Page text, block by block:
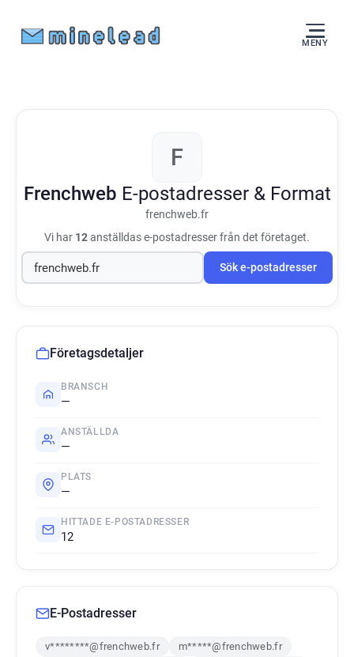
MENY
F
Frenchweb E-postadresser & Format
frenchweb.fr
Vi har 12anställdas e-postadresser från det företaget.
Sök e-postadresser
Företagsdetaljer
BRANSCH
—
ANSTÄLLDA
—
PLATS
—
HITTADE E-POSTADRESSER
12
E-Postadresser
v********@frenchweb.fr
m*****@frenchweb.fr